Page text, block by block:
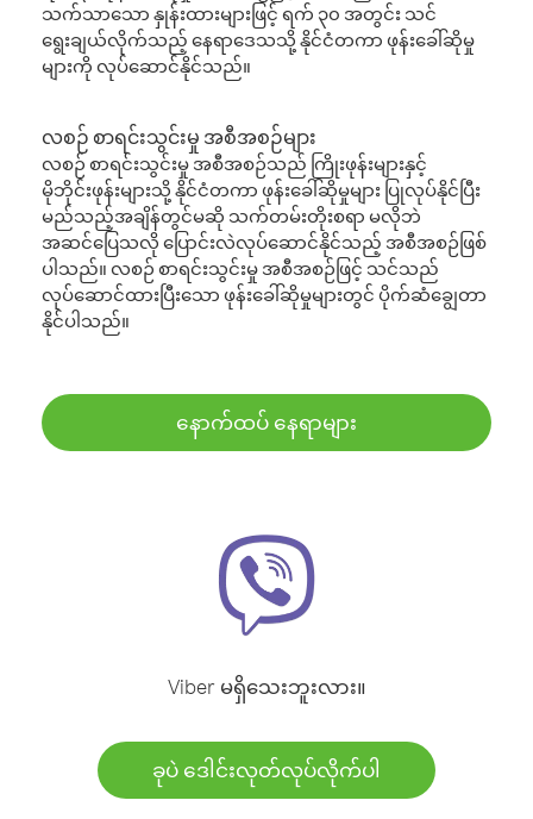
သက်သာသော နှုန်းထားများဖြင့် ရက် ၃၀ အတွင်း သင်
ရွေးချယ်လိုက်သည့် နေရာဒေသသို့ နိုင်ငံတကာ ဖုန်းခေါ်ဆိုမှု
များကို လုပ်ဆောင်နိုင်သည်။
လစဉ် စာရင်းသွင်းမှု အစီအစဉ်များ
လစဉ် စာရင်းသွင်းမှု အစီအစဉ်သည် ကြိုးဖုန်းများနှင့်
မိုဘိုင်းဖုန်းများသို့ နိုင်ငံတကာ ဖုန်းခေါ်ဆိုမှုများ ပြုလုပ်နိုင်ပြီး
မည်သည့်အချိန်တွင်မဆို သက်တမ်းတိုးစရာ မလိုဘဲ
အဆင်ပြေသလို ပြောင်းလဲလုပ်ဆောင်နိုင်သည့် အစီအစဉ်ဖြစ်
ပါသည်။ လစဉ် စာရင်းသွင်းမှု အစီအစဉ်ဖြင့် သင်သည်
လုပ်ဆောင်ထားပြီးသော ဖုန်းခေါ်ဆိုမှုများတွင် ပိုက်ဆံချွေတာ
နိုင်ပါသည်။
နောက်ထပ် နေရာများ
Viber မရှိသေးဘူးလား။
ခုပဲ ဒေါင်းလုတ်လုပ်လိုက်ပါ